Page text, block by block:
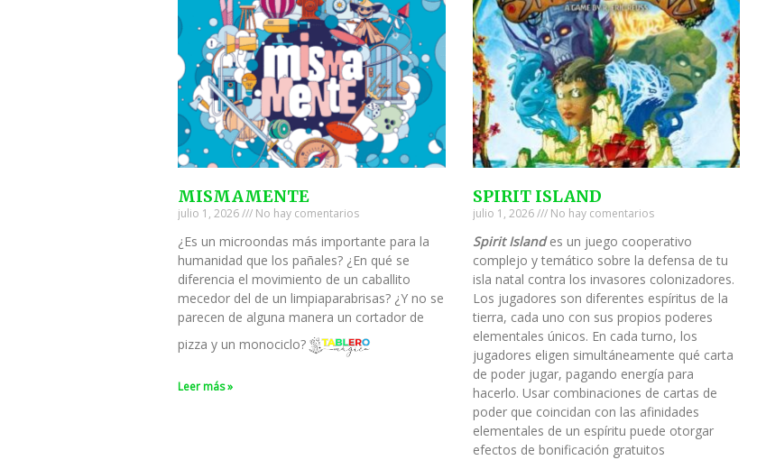
MISMAMENTE
julio 1, 2026 No hay comentarios
¿Es un microondas más importante para la
humanidad que los pañales? ¿En qué se
diferencia el movimiento de un caballito
mecedor del de un limpiaparabrisas? ¿Y no se
parecen de alguna manera un cortador de
pizza y un monociclo?
Leer más »
SPIRIT ISLAND
julio 1, 2026 No hay comentarios
Spirit Islandes un juego cooperativo
complejo y temático sobre la defensa de tu
isla natal contra los invasores colonizadores.
Los jugadores son diferentes espíritus de la
tierra, cada uno con sus propios poderes
elementales únicos. En cada turno, los
jugadores eligen simultáneamente qué carta
de poder jugar, pagando energía para
hacerlo. Usar combinaciones de cartas de
poder que coincidan con las afinidades
elementales de un espíritu puede otorgar
efectos de bonificación gratuitos